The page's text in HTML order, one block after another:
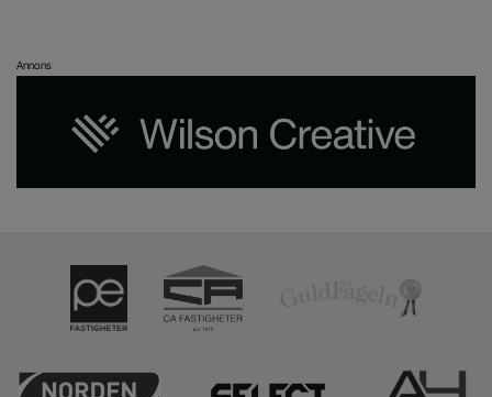
Annons